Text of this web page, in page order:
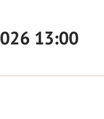
13:00